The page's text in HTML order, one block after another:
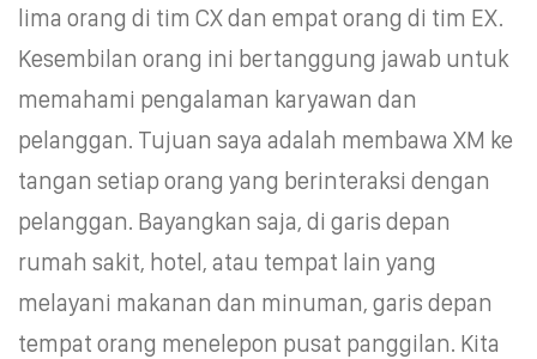
lima orang di tim CX dan empat orang di tim EX.
Kesembilan orang ini bertanggung jawab untuk
memahami pengalaman karyawan dan
pelanggan. Tujuan saya adalah membawa XM ke
tangan setiap orang yang berinteraksi dengan
pelanggan. Bayangkan saja, di garis depan
rumah sakit, hotel, atau tempat lain yang
melayani makanan dan minuman, garis depan
tempat orang menelepon pusat panggilan. Kita